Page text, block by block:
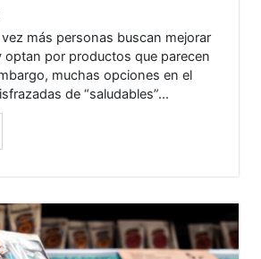
más personas buscan mejorar
optan por productos que parecen
muchas opciones en el
de “saludables”...